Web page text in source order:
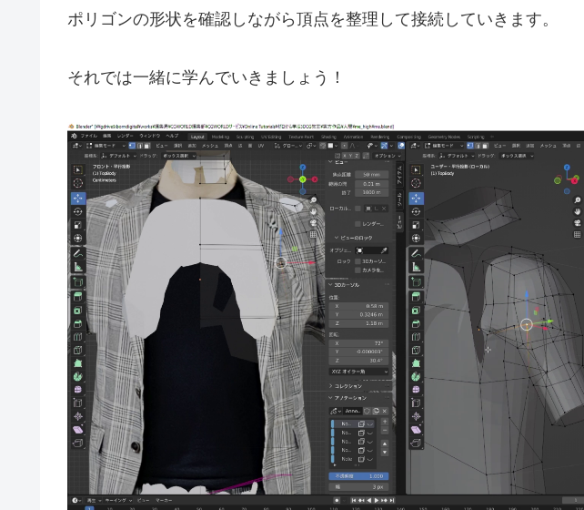
ポリゴンの形状を確認しながら頂点を整理して接続していきます。
それでは一緒に学んでいきましょう！